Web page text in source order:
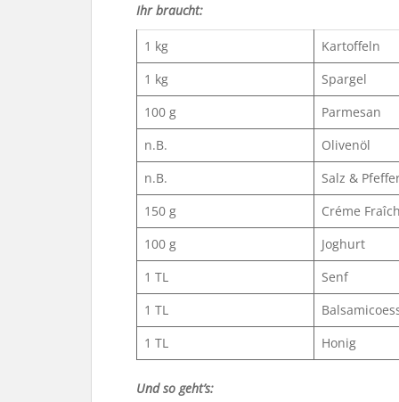
Ihr braucht:
1 kg
Kartoffeln
1 kg
Spargel
100 g
Parmesan
n.B.
Olivenöl
n.B.
Salz &
150 g
Créme
100 g
Joghurt
1 TL
Senf
1 TL
1 TL
Honig
Und so geht’s: